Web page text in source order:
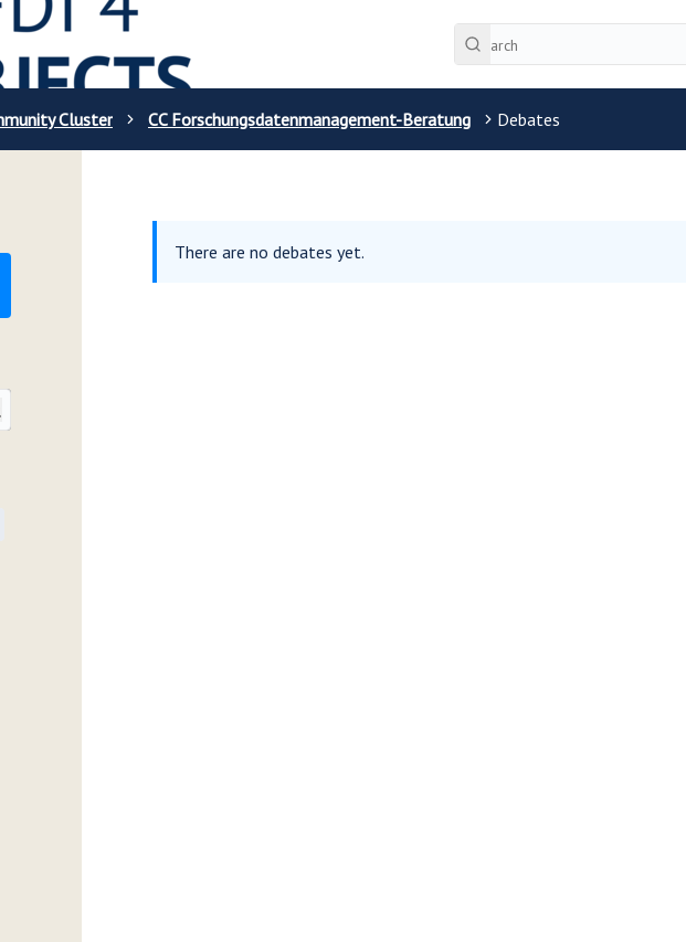
Cluster CC Forschungsdatenmanagement-Beratung Debates
There are no debates yet.